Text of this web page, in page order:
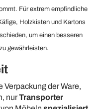
Für extrem empfindliche
Holzkisten und Kartons
um einen besseren
gewährleisten.
Verpackung der Ware,
nurTransporter